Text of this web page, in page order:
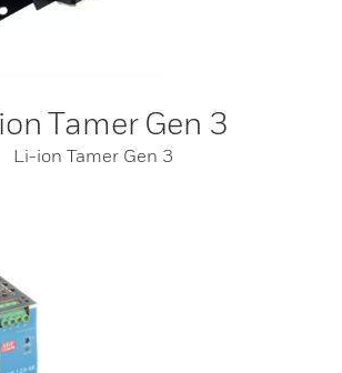
Tamer Gen 3
Li-ion Tamer Gen 3